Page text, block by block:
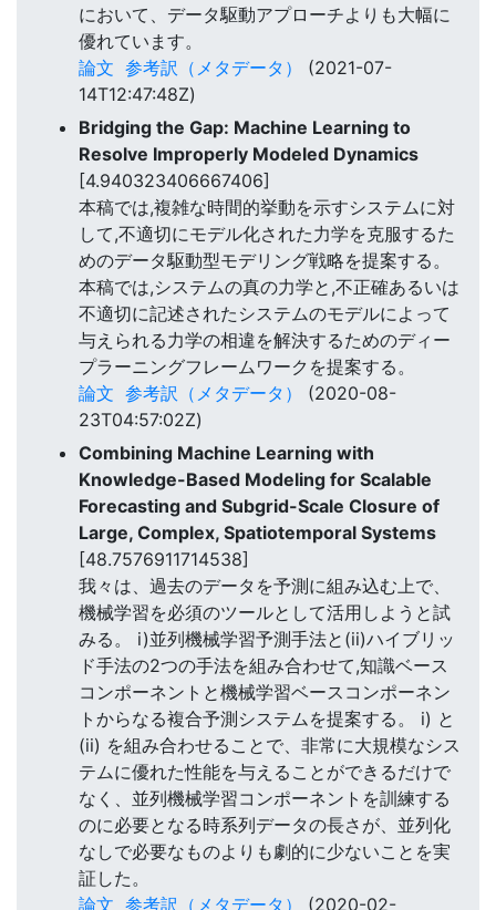
において、データ駆動アプローチよりも大幅に
優れています。
論文 参考訳（メタデータ）
(2021-07-
14T12:47:48Z)
Bridging the Gap: Machine Learning to
Resolve Improperly Modeled Dynamics
[4.940323406667406]
本稿では,複雑な時間的挙動を示すシステムに対
して,不適切にモデル化された力学を克服するた
めのデータ駆動型モデリング戦略を提案する。
本稿では,システムの真の力学と,不正確あるいは
不適切に記述されたシステムのモデルによって
与えられる力学の相違を解決するためのディー
プラーニングフレームワークを提案する。
論文 参考訳（メタデータ）
(2020-08-
23T04:57:02Z)
Combining Machine Learning with
Knowledge-Based Modeling for Scalable
Forecasting and Subgrid-Scale Closure of
Large, Complex, Spatiotemporal Systems
[48.7576911714538]
我々は、過去のデータを予測に組み込む上で、
機械学習を必須のツールとして活用しようと試
みる。 i)並列機械学習予測手法と(ii)ハイブリッ
ド手法の2つの手法を組み合わせて,知識ベース
コンポーネントと機械学習ベースコンポーネン
トからなる複合予測システムを提案する。 i) と
(ii) を組み合わせることで、非常に大規模なシス
テムに優れた性能を与えることができるだけで
なく、並列機械学習コンポーネントを訓練する
のに必要となる時系列データの長さが、並列化
なしで必要なものよりも劇的に少ないことを実
証した。
論文 参考訳（メタデータ） (2020-02-